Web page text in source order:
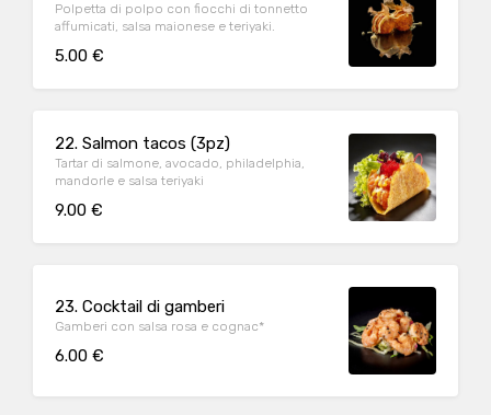
Polpetta di polpo con fiocchi di tonnetto
affumicati, salsa maionese e teriyaki.
5.00 €
22. Salmon tacos (3pz)
Tartar di salmone, avocado, philadelphia,
mandorle e salsa teriyaki
9.00 €
23. Cocktail di gamberi
Gamberi con salsa rosa e cognac*
6.00 €